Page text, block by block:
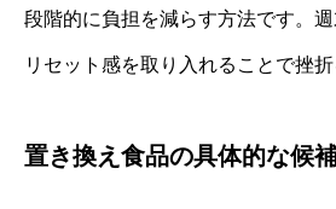
段階的に負担を減らす方法です。週
リセット感を取り入れることで挫折
置き換え食品の具体的な候